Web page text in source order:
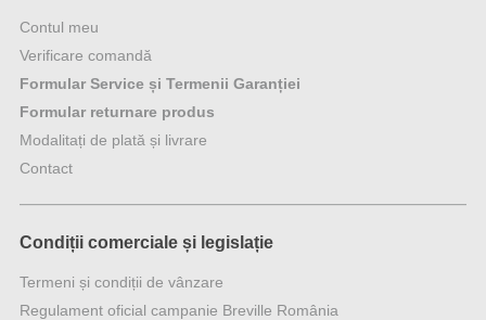
Contul meu
Verificare comandă
Formular Service și Termenii Garanției
Formular returnare produs
Modalitați de plată și livrare
Contact
Condiții comerciale și legislație
Termeni și condiții de vânzare
Regulament oficial campanie Breville România